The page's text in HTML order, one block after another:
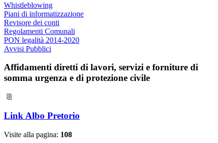
Whistleblowing
Piani di informatizzazione
Revisore dei conti
Regolamenti Comunali
PON legalità 2014-2020
Avvisi Pubblici
Affidamenti diretti di lavori, servizi e forniture di
somma urgenza e di protezione civile
Link Albo Pretorio
Visite alla pagina: 108